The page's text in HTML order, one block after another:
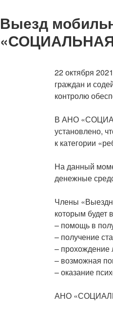
Выезд
«СОЦИАЛЬНАЯ
22 октября
граждан и
контролю
В АНО
установлено,
к категории
На данный
денежные
Члены
которым будет
– помощь в
– получение
– прохождение
– возможная
– оказание
АНО